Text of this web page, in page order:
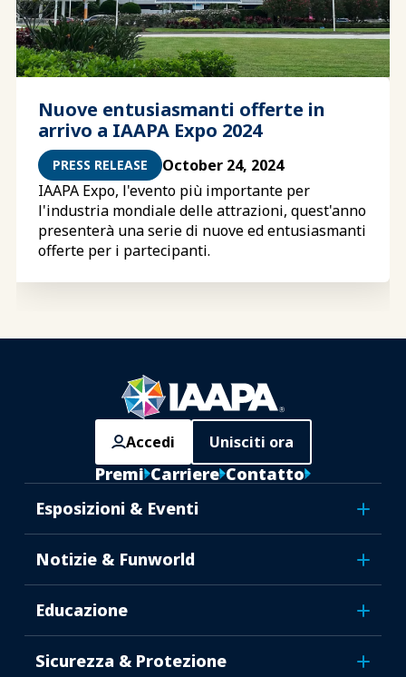
Nuove entusiasmanti offerte in
arrivo a IAAPA Expo 2024
PRESS RELEASE
October 24, 2024
IAAPA Expo, l'evento più importante per
l'industria mondiale delle attrazioni, quest'anno
presenterà una serie di nuove ed entusiasmanti
offerte per i partecipanti.
Accedi Unisciti ora
Premi Carriere Contatto
Esposizioni & Eventi
Notizie & Funworld
Educazione
Sicurezza & Protezione